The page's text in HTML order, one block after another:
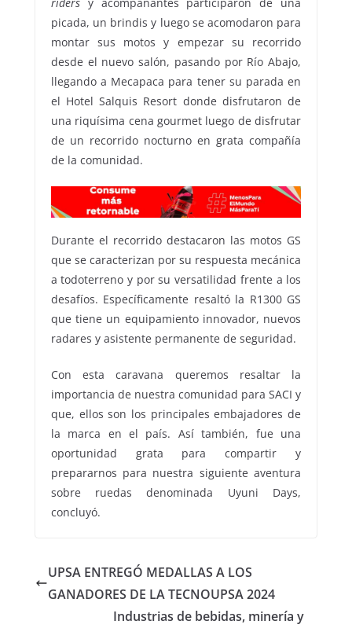
picada, un brindis y luego se acomodaron para
montar sus motos y empezar su recorrido
desde el nuevo salón, pasando por Río Abajo,
llegando a Mecapaca para tener su parada en
el Hotel Salquis Resort donde disfrutaron de
una riquísima cena gourmet luego de disfrutar
de un recorrido nocturno en grata compañía
de la comunidad.
Durante el recorrido destacaron las motos GS
que se caracterizan por su respuesta mecánica
a todoterreno y por su versatilidad frente a los
desafíos. Específicamente resaltó la R1300 GS
que tiene un equipamiento innovador, nuevos
radares y asistente permanente de seguridad.
Con esta caravana queremos resaltar la
importancia de nuestra comunidad para SACI y
que, ellos son los principales embajadores de
la marca en el país. Así también, fue una
oportunidad grata para compartir y
prepararnos para nuestra siguiente aventura
sobre ruedas denominada Uyuni Days,
concluyó.
UPSA ENTREGÓ MEDALLAS A LOS
GANADORES DE LA TECNOUPSA 2024
Industrias de bebidas, minería y